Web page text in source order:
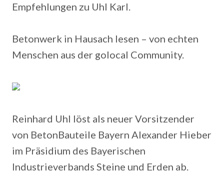
Empfehlungen zu Uhl Karl.
Betonwerk in Hausach lesen – von echten
Menschen aus der golocal Community.
Reinhard Uhl löst als neuer Vorsitzender
von BetonBauteile Bayern Alexander Hieber
im Präsidium des Bayerischen
Industrieverbands Steine und Erden ab.